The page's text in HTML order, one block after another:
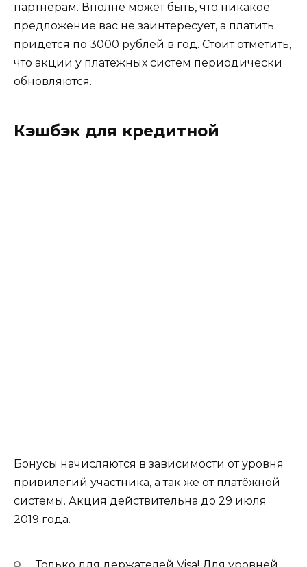
партнёрам. Вполне может быть, что никакое
предложение вас не заинтересует, а платить
придётся по 3000 рублей в год. Стоит отметить,
что акции у платёжных систем периодически
обновляются.
Кэшбэк для кредитной
Бонусы начисляются в зависимости от уровня
привилегий участника, а так же от платёжной
системы. Акция действительна до 29 июля
2019 года.